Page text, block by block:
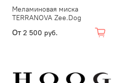
Меламиновая миска
TERRANOVA Zee.Dog
От 2 500 руб.